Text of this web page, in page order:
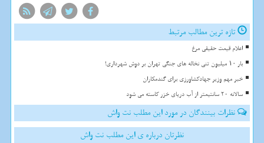
تازه ترین مطالب مرتبط
اعلام قیمت حقیقی مرغ
بار ۱۰ میلیون تنی نخاله های جنگی تهران بر دوش شهرداری!
خبر مهم وزیر جهادکشاورزی برای گندمکاران
سالانه 20 سانتیمتر از آب دریای خزر کاسته می شود
نظرات بینندگان در مورد این مطلب نت واش
نظرتان درباره ی این مطلب نت واش